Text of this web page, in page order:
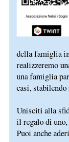
della famiglia
realizzeremo
una famiglia
casi,
Unisciti alla
il regalo di
Puoi anche